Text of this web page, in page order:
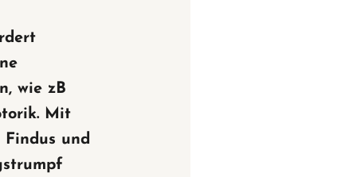
wie zB
Mit
Findus und